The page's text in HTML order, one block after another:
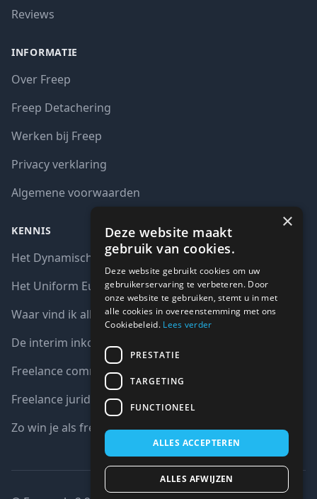
Reviews
INFORMATIE
Over Freep
Freep Detachering
Werken bij Freep
Privacy verklaring
Algemene voorwaarden
KENNIS
Het Dynamisch aankoopsysteem (DAS)
Het Uniform Europees Aanbestedingsdocument (UEA)
Waar vind ik alle interim opdrachten bij de overheid?
De interim inkoop markt in cijfers
Freelance communicatie vacatures
Freelance juridische vacatures
Zo win je als freelancer een aanbesteding
×
Deze website maakt
gebruik van cookies.
Deze website gebruikt cookies om uw
gebruikerservaring te verbeteren. Door
onze website te gebruiken, stemt u in met
alle cookies in overeenstemming met ons
Cookiebeleid. Lees verder
PRESTATIE
TARGETING
FUNCTIONEEL
ALLES ACCEPTEREN
ALLES AFWIJZEN